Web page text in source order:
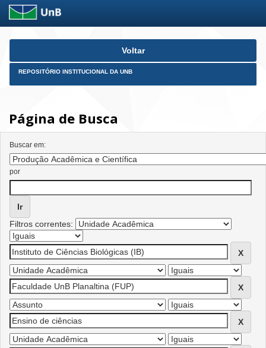
Skip
Voltar
REPOSITÓRIO INSTITUCIONAL DA UNB
Página de Busca
Buscar em:
por
Filtros correntes: